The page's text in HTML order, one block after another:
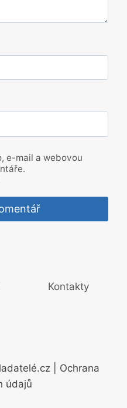
e-mail a webovou
Kontakty
| Ochrana
údajů